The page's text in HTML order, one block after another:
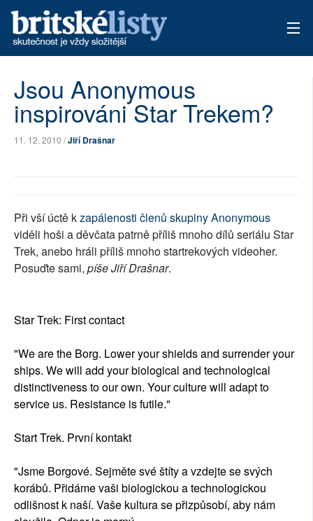
ARCHIV
TÉMATA
Jsou Anonymous
inspirováni Star Trekem?
11. 12. 2010 /Jiří Drašnar
Při vší úctě kzapálenosti členů skupiny Anonymous
viděli hoši a děvčata patrně příliš mnoho dílů seriálu Star
Trek, anebo hráli příliš mnoho startrekových videoher.
Posuďte sami, píše Jiří Drašnar.
Star Trek: First contact
"We are the Borg. Lower your shields and surrender your
ships. We will add your biological and technological
distinctiveness to our own. Your culture will adapt to
service us. Resistance is futile."
Start Trek. První kontakt
"Jsme Borgové. Sejměte své štíty a vzdejte se svých
korábů. Přidáme vaši biologickou a technologickou
odlišnost k naší. Vaše kultura se přizpůsobí, aby nám